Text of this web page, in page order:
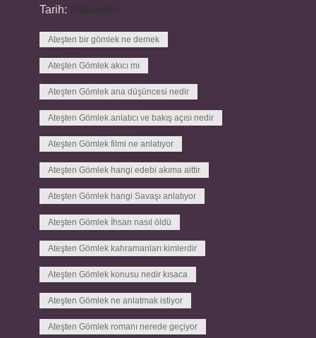
Tarih:
Ateşten bir gömlek ne demek
Ateşten Gömlek akıcı mı
Ateşten Gömlek ana düşüncesi nedir
Ateşten Gömlek anlatıcı ve bakış açısı nedir
Ateşten Gömlek filmi ne anlatıyor
Ateşten Gömlek hangi edebi akıma aittir
Ateşten Gömlek hangi Savaşı anlatıyor
Ateşten Gömlek İhsan nasıl öldü
Ateşten Gömlek kahramanları kimlerdir
Ateşten Gömlek konusu nedir kısaca
Ateşten Gömlek ne anlatmak istiyor
Ateşten Gömlek romanı nerede geçiyor